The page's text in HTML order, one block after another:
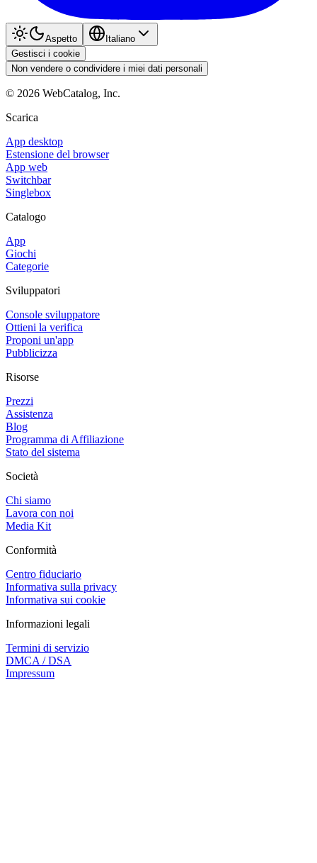
Aspetto
Italiano
Gestisci i cookie
Non vendere o condividere i miei dati personali
© 2026 WebCatalog, Inc.
Scarica
App desktop
Estensione del browser
App web
Switchbar
Singlebox
Catalogo
App
Giochi
Categorie
Sviluppatori
Console sviluppatore
Ottieni la verifica
Proponi un'app
Pubblicizza
Risorse
Prezzi
Assistenza
Blog
Programma di Affiliazione
Stato del sistema
Società
Chi siamo
Lavora con noi
Media Kit
Conformità
Centro fiduciario
Informativa sulla privacy
Informativa sui cookie
Informazioni legali
Termini di servizio
DMCA / DSA
Impressum